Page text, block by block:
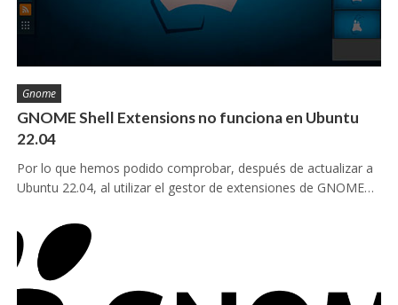
Gnome
GNOME Shell Extensions no funciona en Ubuntu
22.04
Por lo que hemos podido comprobar, después de actualizar a
Ubuntu 22.04, al utilizar el gestor de extensiones de GNOME…